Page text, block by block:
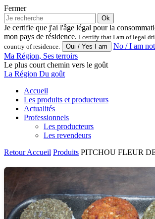
Fermer
Ok
Je certifie que j'ai l'âge légal pour la
mon pays de résidence. I certify that I am of legal
country of residence.
No / I am not
Ma Région, Ses terroirs
Le plus court chemin vers le goût
La Région Du goût
Accueil
Les produits et producteurs
Actualités
Professionnels
Les producteurs
Les revendeurs
RetourAccueil Produits PITCHOU FLEUR